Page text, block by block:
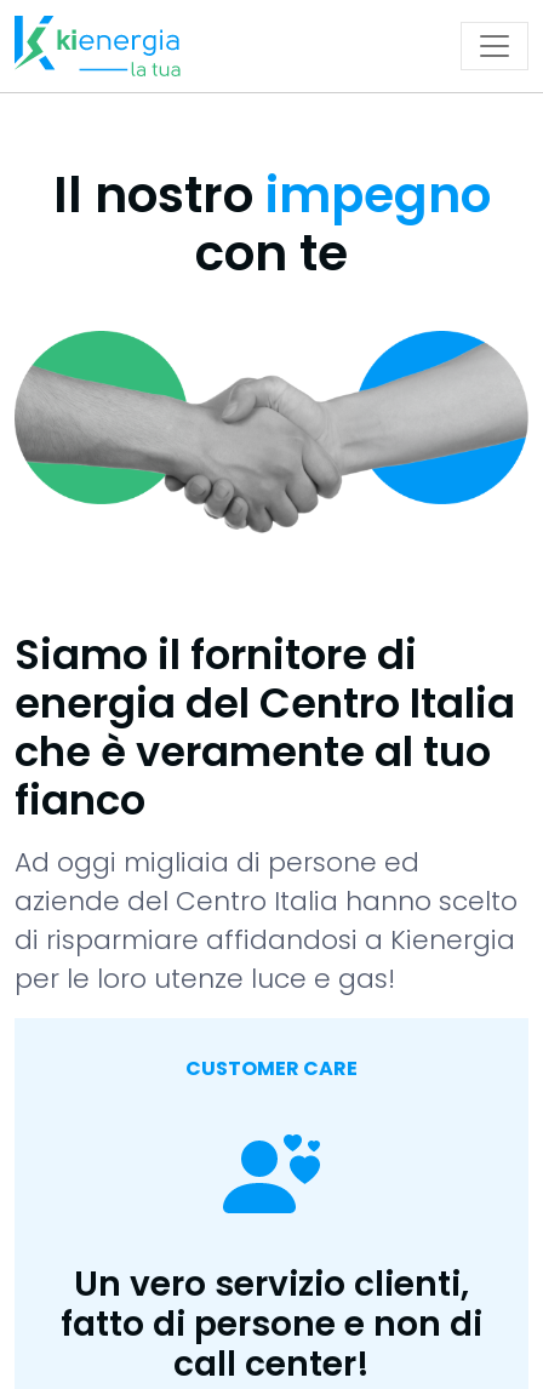
Navigazione principale
Il nostro impegno
con te
Siamo il fornitore di
energia del Centro Italia
che è veramente al tuo
fianco
Ad oggi migliaia di persone ed
aziende del Centro Italia hanno scelto
di risparmiare affidandosi a Kienergia
per le loro utenze luce e gas!
CUSTOMER CARE
Un vero servizio clienti,
fatto di persone e non di
call center!